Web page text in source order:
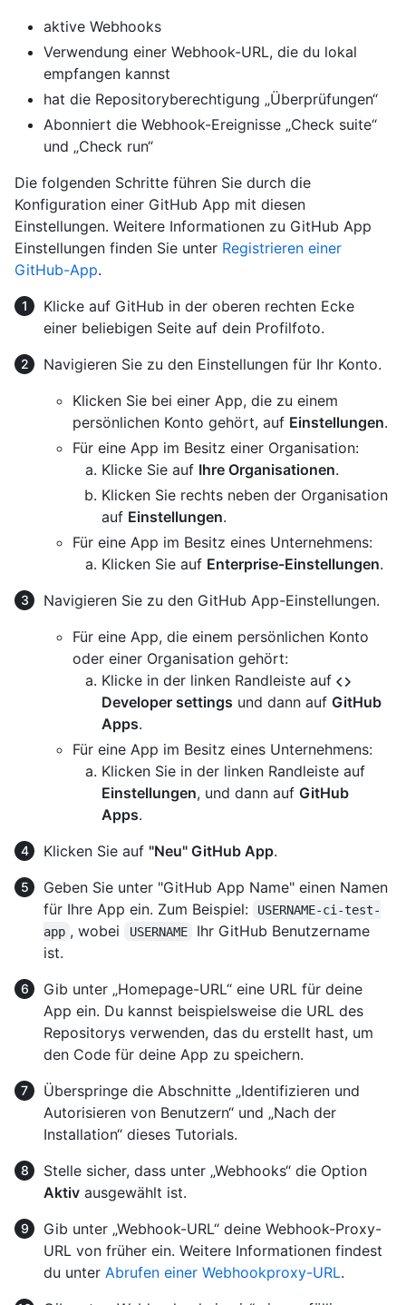
aktive Webhooks
Verwendung einer Webhook-URL, die du lokal
empfangen kannst
hat die Repositoryberechtigung „Überprüfungen“
Abonniert die Webhook-Ereignisse „Check suite“
und „Check run“
Die folgenden Schritte führen Sie durch die
Konfiguration einer GitHub App mit diesen
Einstellungen. Weitere Informationen zu GitHub App
Einstellungen finden Sie unter Registrieren einer
GitHub-App.
Klicke auf GitHub in der oberen rechten Ecke
einer beliebigen Seite auf dein Profilfoto.
Navigieren Sie zu den Einstellungen für Ihr Konto.
Klicken Sie bei einer App, die zu einem
persönlichen Konto gehört, auf Einstellungen.
Für eine App im Besitz einer Organisation:
Klicke Sie auf Ihre Organisationen.
Klicken Sie rechts neben der Organisation
auf Einstellungen.
Für eine App im Besitz eines Unternehmens:
Klicken Sie auf Enterprise-Einstellungen.
Navigieren Sie zu den GitHub App-Einstellungen.
Für eine App, die einem persönlichen Konto
oder einer Organisation gehört:
Klicke in der linken Randleiste auf
Developer settings und dann auf GitHub
Apps.
Für eine App im Besitz eines Unternehmens:
Klicken Sie in der linken Randleiste auf
Einstellungen, und dann auf GitHub
Apps.
Klicken Sie auf "Neu" GitHub App.
Geben Sie unter "GitHub App Name" einen Namen
für Ihre App ein. Zum Beispiel:
USERNAME-ci-test-
app , wobei USERNAME
Ihr GitHub Benutzername
ist.
Gib unter „Homepage-URL“ eine URL für deine
App ein. Du kannst beispielsweise die URL des
Repositorys verwenden, das du erstellt hast, um
den Code für deine App zu speichern.
Überspringe die Abschnitte „Identifizieren und
Autorisieren von Benutzern“ und „Nach der
Installation“ dieses Tutorials.
Stelle sicher, dass unter „Webhooks“ die Option
Aktiv ausgewählt ist.
Gib unter „Webhook-URL“ deine Webhook-Proxy-
URL von früher ein. Weitere Informationen findest
du unter Abrufen einer Webhookproxy-URL.